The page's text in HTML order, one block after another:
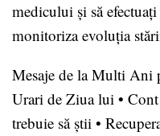
medicului și să
monitoriza evoluția
Mesaje de la Multi Ani
Urari de Ziua lui •
trebuie să știi •